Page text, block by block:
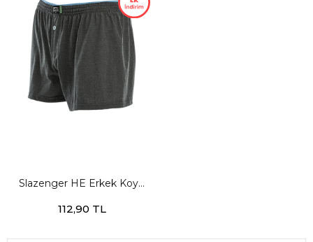
Slazenger HE Erkek Koyu
112,90 TL